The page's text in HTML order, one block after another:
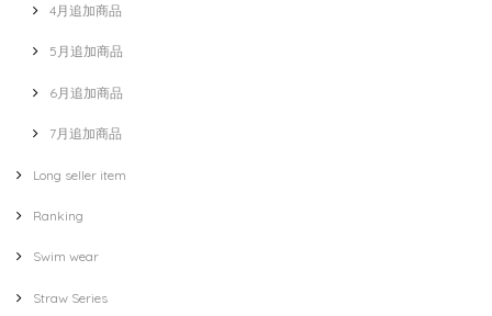
4月追加商品
5月追加商品
6月追加商品
7月追加商品
Long seller item
Ranking
Swim wear
Straw Series